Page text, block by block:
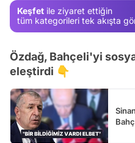
Keşfet ile ziyaret ettiğin
tüm kategorileri tek akışta
Özdağ, Bahçeli'yi
eleştirdi 👇